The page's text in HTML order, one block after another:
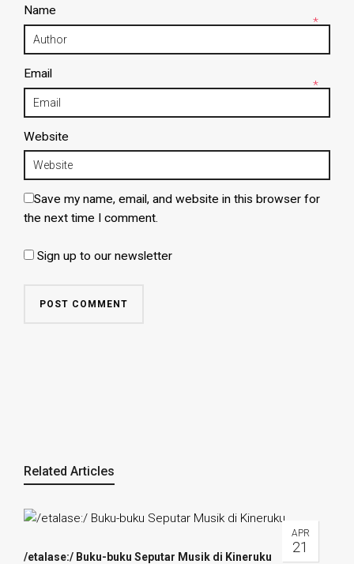
Name
*
Email
*
Website
Save my name, email, and website in this browser for
the next time I comment.
Sign up to our newsletter
Related Articles
APR
21
/etalase:/ Buku-buku Seputar Musik di Kineruku